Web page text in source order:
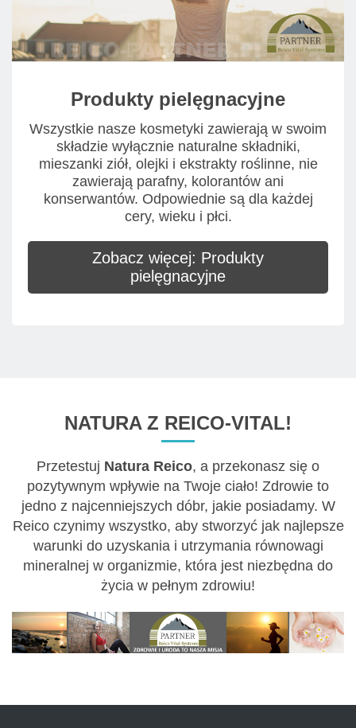
Produkty pielęgnacyjne
Wszystkie nasze kosmetyki zawierają w swoim
składzie wyłącznie naturalne składniki,
mieszanki ziół, olejki i ekstrakty roślinne, nie
zawierają parafny, kolorantów ani
konserwantów. Odpowiednie są dla każdej
cery, wieku i płci.
Zobacz więcej: Produkty
pielęgnacyjne
NATURA Z REICO-VITAL!
Przetestuj Natura Reico, a przekonasz się o
pozytywnym wpływie na Twoje ciało! Zdrowie to
jedno z najcenniejszych dóbr, jakie posiadamy. W
Reico czynimy wszystko, aby stworzyć jak najlepsze
warunki do uzyskania i utrzymania równowagi
mineralnej w organizmie, która jest niezbędna do
życia w pełnym zdrowiu!